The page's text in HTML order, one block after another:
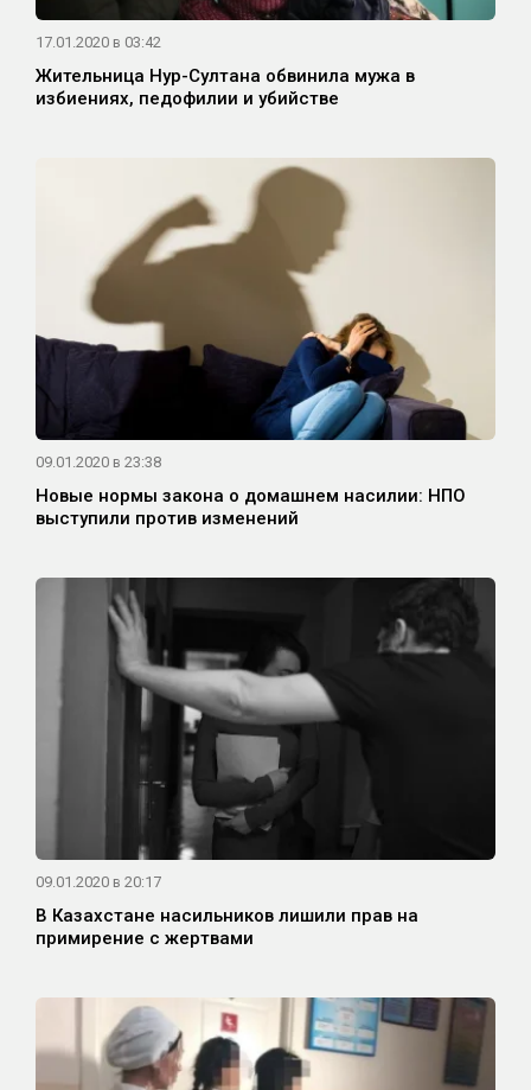
17.01.2020 в 03:42
Жительница Нур-Султана обвинила мужа в
избиениях, педофилии и убийстве
09.01.2020 в 23:38
Новые нормы закона о домашнем насилии: НПО
выступили против изменений
09.01.2020 в 20:17
В Казахстане насильников лишили прав на
примирение с жертвами